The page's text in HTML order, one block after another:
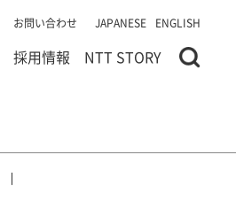
お問い合わせ JAPANESE ENGLISH
採用情報 NTT STORY